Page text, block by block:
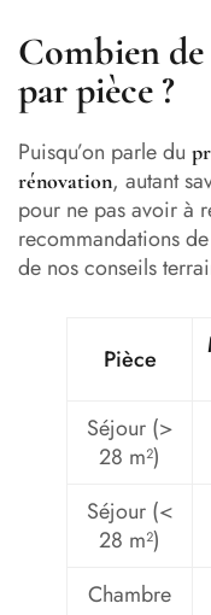
Combien
par pièce ?
Puisqu’on parle du
rénovation, autant
pour ne pas avoir à
recommandations
de nos conseils
Pièce
Séjour (>
28 m²)
Séjour (<
28 m²)
Chambre